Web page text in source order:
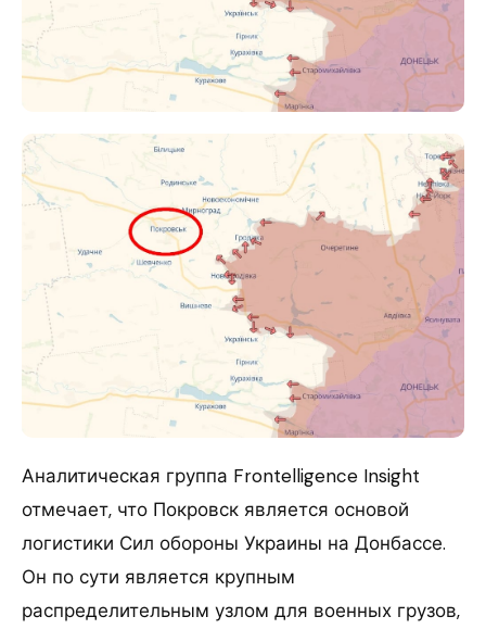
Аналитическая группа Frontelligence Insight
отмечает, что Покровск является основой
логистики Сил обороны Украины на Донбассе.
Он по сути является крупным
распределительным узлом для военных грузов,